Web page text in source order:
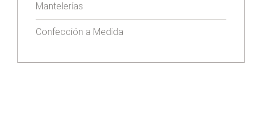
Mantelerías
Confección a Medida